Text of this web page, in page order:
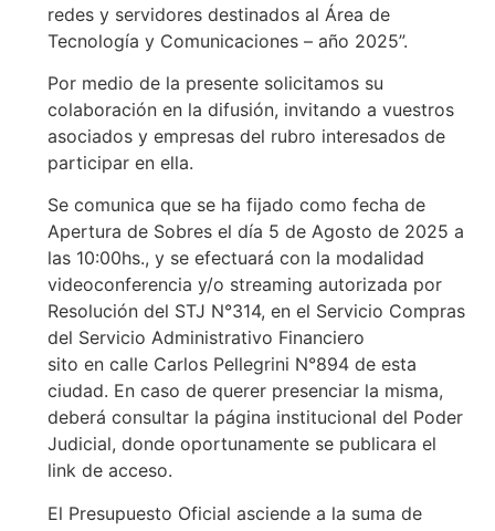
redes y servidores destinados al Área de
Tecnología y Comunicaciones – año 2025”.
Por medio de la presente solicitamos su
colaboración en la difusión, invitando a vuestros
asociados y empresas del rubro interesados de
participar en ella.
Se comunica que se ha fijado como fecha de
Apertura de Sobres el día 5 de Agosto de 2025 a
las 10:00hs., y se efectuará con la modalidad
videoconferencia y/o streaming autorizada por
Resolución del STJ N°314, en el Servicio Compras
del Servicio Administrativo Financiero
sito en calle Carlos Pellegrini N°894 de esta
ciudad. En caso de querer presenciar la misma,
deberá consultar la página institucional del Poder
Judicial, donde oportunamente se publicara el
link de acceso.
El Presupuesto Oficial asciende a la suma de